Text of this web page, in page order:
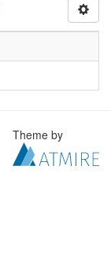
Theme by